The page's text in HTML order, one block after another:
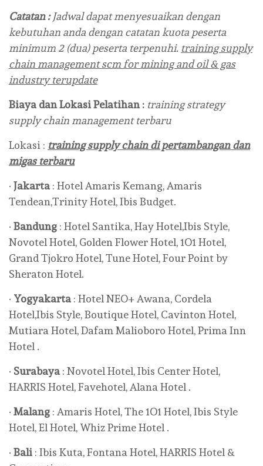
Catatan :Jadwal dapat menyesuaikan dengan
kebutuhan anda dengan catatan kuota peserta
minimum 2 (dua) peserta terpenuhi. training supply
chain management scm for mining and oil & gas
industry terupdate
Biaya dan Lokasi Pelatihan : training strategy
supply chain management terbaru
Lokasi : training supply chain di pertambangan dan
migas terbaru
· Jakarta : Hotel Amaris Kemang, Amaris
Tendean,Trinity Hotel, Ibis Budget.
· Bandung : Hotel Santika, Hay Hotel,Ibis Style,
Novotel Hotel, Golden Flower Hotel, 1O1 Hotel,
Grand Tjokro Hotel, Tune Hotel, Four Point by
Sheraton Hotel.
· Yogyakarta : Hotel NEO+ Awana, Cordela
Hotel,Ibis Style, Boutique Hotel, Cavinton Hotel,
Mutiara Hotel, Dafam Malioboro Hotel, Prima Inn
Hotel .
· Surabaya : Novotel Hotel, Ibis Center Hotel,
HARRIS Hotel, Favehotel, Alana Hotel .
· Malang : Amaris Hotel, The 1O1 Hotel, Ibis Style
Hotel, El Hotel, Whiz Prime Hotel .
· Bali : Ibis Kuta, Fontana Hotel, HARRIS Hotel &